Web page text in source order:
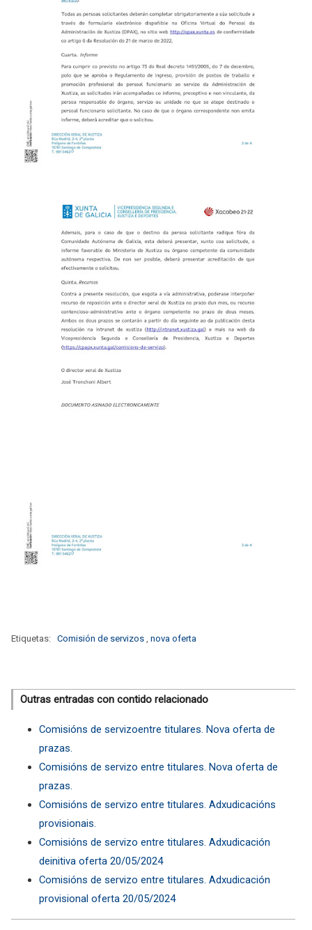
Etiquetas: Comisión de servizos nova oferta
Outras entradas con contido relacionado
Comisións de servizoentre titulares. Nova oferta de
prazas.
Comisións de servizo entre titulares. Nova oferta de
prazas.
Comisións de servizo entre titulares. Adxudicacións
provisionais.
Comisións de servizo entre titulares. Adxudicación
deinitiva oferta 20/05/2024
Comisións de servizo entre titulares. Adxudicación
provisional oferta 20/05/2024